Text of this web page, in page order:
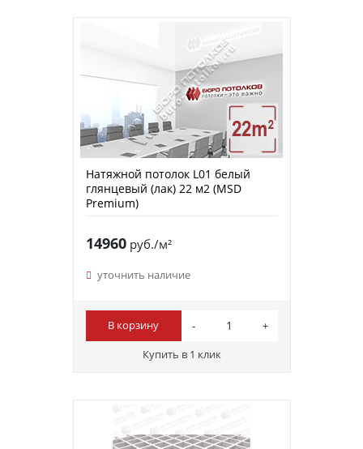
Натяжной потолок L01 белый
глянцевый (лак) 22 м2 (MSD
Premium)
14960руб./м²
уточнить наличие
В корзину
Купить в 1 клик